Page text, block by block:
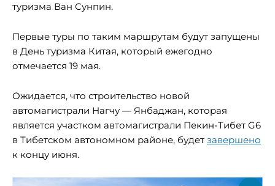
туризма Ван Сунпин.
Первые туры по таким маршрутам будут запущены
в День туризма Китая, который ежегодно
отмечается 19 мая.
Ожидается, что строительство новой
автомагистрали Нагчу — Янбаджан, которая
является участком автомагистрали Пекин-Тибет G6
в Тибетском автономном районе, будет завершено
к концу июня.